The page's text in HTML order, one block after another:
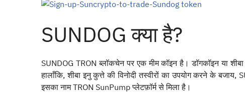
SUNDOG क्या है?
SUNDOG TRON ब्लॉकचेन पर एक मीम कॉइन है। डॉगकॉइन या
हालाँकि, शीबा इनु कुत्ते की विनोदी तस्वीरों का उपयोग करने के
इसका नाम TRON SunPump प्लेटफ़ॉर्म से मिला है।